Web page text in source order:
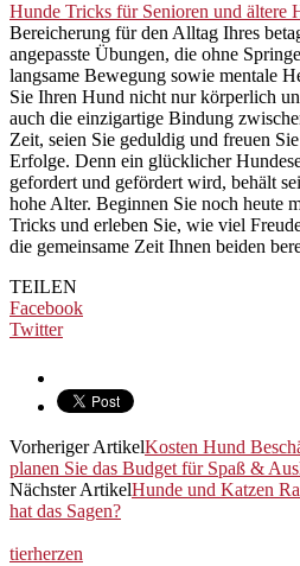
Hunde Tricks für Senioren und ältere
Bereicherung für den Alltag Ihres
angepasste Übungen, die ohne
langsame Bewegung sowie mentale
Sie Ihren Hund nicht nur körperlich
auch die einzigartige Bindung
Zeit, seien Sie geduldig und freuen
Erfolge. Denn ein glücklicher
gefordert und gefördert wird, behält
hohe Alter. Beginnen Sie noch heute
Tricks und erleben Sie, wie viel
die gemeinsame Zeit Ihnen beiden
TEILEN
Facebook
Twitter
Vorheriger ArtikelKosten Hund
planen Sie das Budget für Spaß &
Nächster ArtikelHunde und Katzen
hat das Sagen?
tierherzen